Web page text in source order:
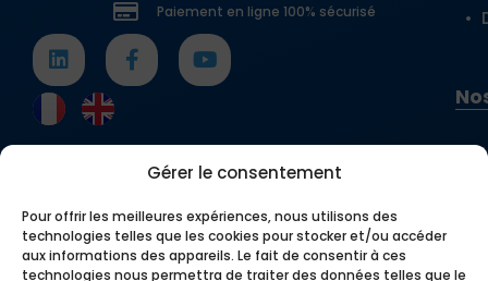
Gérer le consentement
Pour offrir les meilleures expériences, nous utilisons des
technologies telles que les cookies pour stocker et/ou accéder
aux informations des appareils. Le fait de consentir à ces
technologies nous permettra de traiter des données telles que le
Paiement en ligne 100% sécurisé